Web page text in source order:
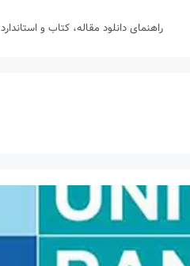
راهنمای دانلود مقاله، کتاب و استاندارد